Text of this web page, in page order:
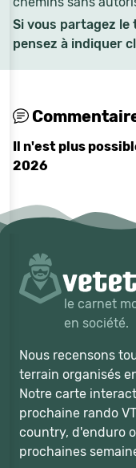
Si vous partagez
pensez à indiquer
Il n'est plus
2026
le carnet
en société.
Nous recensons
terrain organisés
Notre carte
prochaine rando
country, d'enduro
prochaines